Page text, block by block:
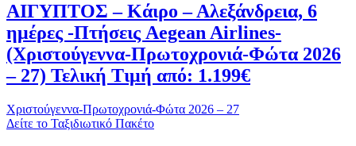
ΑΙΓΥΠΤΟΣ – Κάιρο – Αλεξάνδρεια, 6
ημέρες -Πτήσεις Aegean Airlines-
(Χριστούγεννα-Πρωτοχρονιά-Φώτα 2026
– 27) Τελική Τιμή από: 1.199€
Χριστούγεννα-Πρωτοχρονιά-Φώτα 2026 – 27
Δείτε το Ταξιδιωτικό Πακέτο